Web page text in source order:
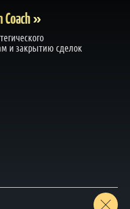
и закрытию сделок
»